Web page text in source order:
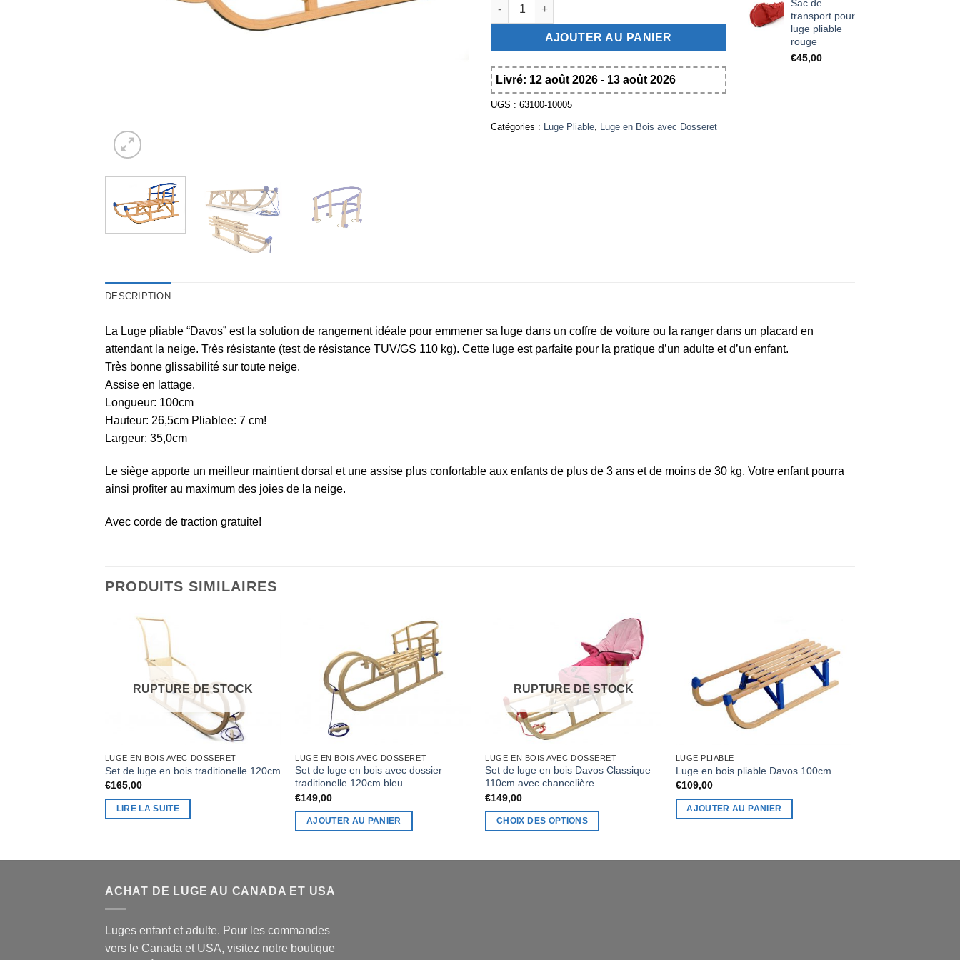
AJOUTER AU PANIER
Livré: 12 août 2026 - 13 août 2026
UGS : 63100-10005
Catégories : Luge Pliable Luge en Bois avec Dosseret
Sac de
transport pour
luge pliable
rouge
€45,00
DESCRIPTION
La Luge pliable “Davos” est la solution de rangement idéale pour emmener sa luge dans un coffre de voiture ou la ranger dans un placard en
attendant la neige. Très résistante (test de résistance TUV/GS 110 kg). Cette luge est parfaite pour la pratique d’un adulte et d’un enfant.
Très bonne glissabilité sur toute neige.
Assise en lattage.
Longueur: 100cm
Hauteur: 26,5cm Pliablee: 7 cm!
Largeur: 35,0cm
Le siège apporte un meilleur maintient dorsal et une assise plus confortable aux enfants de plus de 3 ans et de moins de 30 kg. Votre enfant pourra
ainsi profiter au maximum des joies de la neige.
Avec corde de traction gratuite!
PRODUITS SIMILAIRES
RUPTURE DE STOCK
LUGE EN BOIS AVEC DOSSERET
Set de luge en bois traditionelle 120cm
€165,00
LIRE LA SUITE
LUGE EN BOIS AVEC DOSSERET
Set de luge en bois avec dossier
traditionelle 120cm bleu
€149,00
AJOUTER AU PANIER
RUPTURE DE STOCK
LUGE EN BOIS AVEC DOSSERET
Set de luge en bois Davos Classique
110cm avec chancelière
€149,00
CHOIX DES OPTIONS
LUGE PLIABLE
Luge en bois pliable Davos 100cm
€109,00
AJOUTER AU PANIER
ACHAT DE LUGE AU CANADA ET USA
Luges enfant et adulte. Pour les commandes
vers le Canada et USA, visitez notre boutique